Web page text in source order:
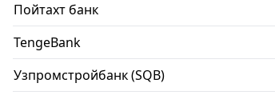
Пойтахт банк
TengeBank
Узпромстройбанк (SQB)